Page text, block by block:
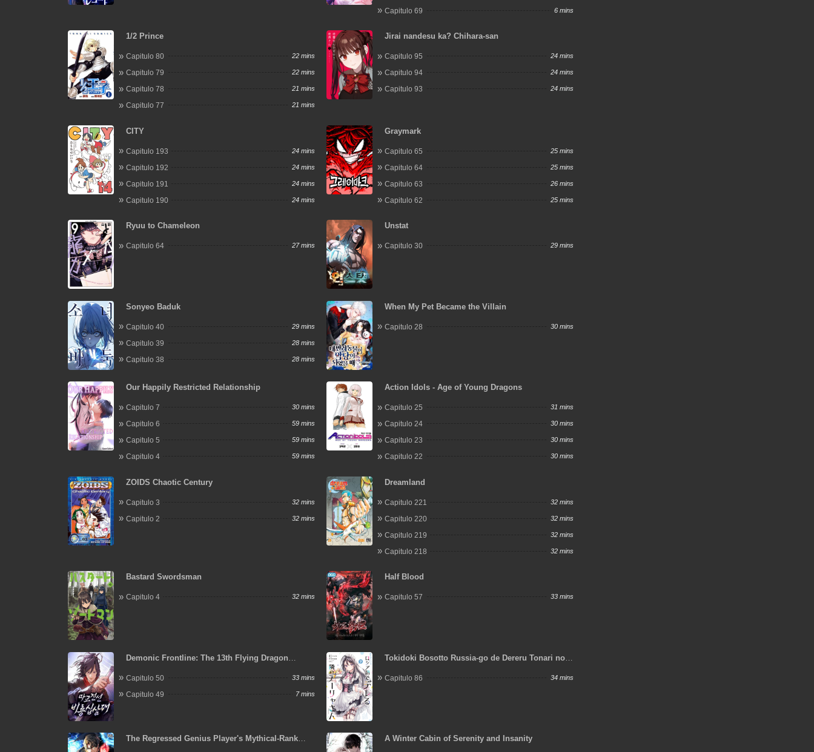
Capitulo 69 6 mins
1/2 Prince
Capitulo 80 22 mins
Capitulo 79 22 mins
Capitulo 78 21 mins
Capitulo 77 21 mins
Jirai nandesu ka? Chihara-san
Capitulo 95 24 mins
Capitulo 94 24 mins
Capitulo 93 24 mins
CITY
Capitulo 193 24 mins
Capitulo 192 24 mins
Capitulo 191 24 mins
Capitulo 190 24 mins
Graymark
Capitulo 65 25 mins
Capitulo 64 25 mins
Capitulo 63 26 mins
Capitulo 62 25 mins
Ryuu to Chameleon
Capitulo 64 27 mins
Unstat
Capitulo 30 29 mins
Sonyeo Baduk
Capitulo 40 29 mins
Capitulo 39 28 mins
Capitulo 38 28 mins
When My Pet Became the Villain
Capitulo 28 30 mins
Our Happily Restricted Relationship
Capitulo 7 30 mins
Capitulo 6 59 mins
Capitulo 5 59 mins
Capitulo 4 59 mins
Action Idols - Age of Young Dragons
Capitulo 25 31 mins
Capitulo 24 30 mins
Capitulo 23 30 mins
Capitulo 22 30 mins
ZOIDS Chaotic Century
Capitulo 3 32 mins
Capitulo 2 32 mins
Dreamland
Capitulo 221 32 mins
Capitulo 220 32 mins
Capitulo 219 32 mins
Capitulo 218 32 mins
Bastard Swordsman
Capitulo 4 32 mins
Half Blood
Capitulo 57 33 mins
Demonic Frontline: The 13th Flying Dragon
Capitulo 50 33 mins
Capitulo 49 7 mins
Tokidoki Bosotto Russia-go de Dereru Tonari no
Capitulo 86 34 mins
The Regressed Genius Player's Mythical-Rank
A Winter Cabin of Serenity and Insanity